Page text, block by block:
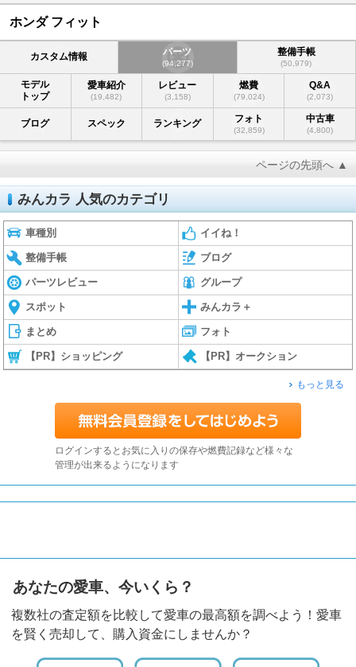
ホンダ フィット
カスタム情報 パーツ
(94,277)
整備手帳
(50,979)
モデル
トップ
愛車紹介
(19,482)
レビュー
(3,158)
燃費
(79,024)
Q&A
(2,073)
ブログ スペック ランキング フォト
(32,859)
中古車
(4,800)
ページの先頭へ ▲
みんカラ 人気のカテゴリ
車種別 イイね！
整備手帳 ブログ
パーツレビュー グループ
スポット みんカラ＋
まとめ フォト
【PR】ショッピング 【PR】オークション
もっと見る
ログインするとお気に入りの保存や燃費記録など様々な
管理が出来るようになります
あなたの愛車、今いくら？
複数社の査定額を比較して愛車の最高額を調べよう！愛車
を賢く売却して、購入資金にしませんか？